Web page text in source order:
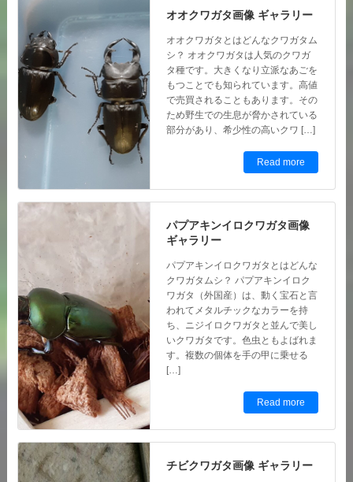
シ？ オオクワガタは人気のクワガ
もつことでも知られています。高値
で売買されることもあります。その
ため野生での生息が脅かされている
部分があり、希少性の高いクワ […]
Read more
ギャラリー
パプアキンイロクワガタとはどんな
クワガタムシ？ パプアキンイロク
われてメタルチックなカラーを持
ち、ニジイロクワガタと並んで美し
いクワガタです。色虫ともよばれま
す。複数の個体を手の甲に乗せる
[…]
Read more
シ？ チビクワガタも日本のいたる